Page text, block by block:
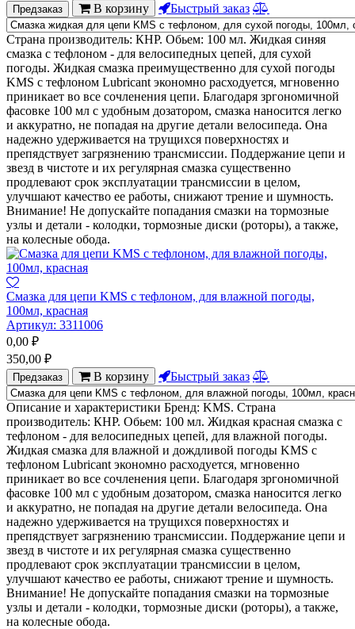
Предзаказ В корзину Быстрый заказ
Страна производитель: КНР. Обьем: 100 мл. Жидкая синяя
смазка с тефлоном - для велосипедных цепей, для сухой
погоды. Жидкая смазка преимущественно для сухой погоды
KMS с тефлоном Lubricant экономно расходуется, мгновенно
приникает во все сочленения цепи. Благодаря зргономичной
фасовке 100 мл с удобным дозатором, смазка наносится легко
и аккуратно, не попадая на другие детали велосипеда. Она
надежно удерживается на трущихся поверхностях и
препядствует загрязнению трансмиссии. Поддержание цепи и
звезд в чистоте и их регулярная смазка существенно
продлевают срок эксплуатации трансмиссии в целом,
улучшают качество ее работы, снижают трение и шумность.
Внимание! Не допускайте попадания смазки на тормозные
узлы и детали - колодки, тормозные диски (роторы), а также,
на колесные обода.
Смазка для цепи KMS с тефлоном, для влажной погоды,
100мл, красная
Артикул: 3311006
0,00 ₽
350,00 ₽
Предзаказ В корзину Быстрый заказ
Описание и характеристики Бренд: KMS. Страна
производитель: КНР. Обьем: 100 мл. Жидкая красная смазка с
тефлоном - для велосипедных цепей, для влажной погоды.
Жидкая смазка для влажной и дождливой погоды KMS с
тефлоном Lubricant экономно расходуется, мгновенно
приникает во все сочленения цепи. Благодаря зргономичной
фасовке 100 мл с удобным дозатором, смазка наносится легко
и аккуратно, не попадая на другие детали велосипеда. Она
надежно удерживается на трущихся поверхностях и
препядствует загрязнению трансмиссии. Поддержание цепи и
звезд в чистоте и их регулярная смазка существенно
продлевают срок эксплуатации трансмиссии в целом,
улучшают качество ее работы, снижают трение и шумность.
Внимание! Не допускайте попадания смазки на тормозные
узлы и детали - колодки, тормозные диски (роторы), а также,
на колесные обода.